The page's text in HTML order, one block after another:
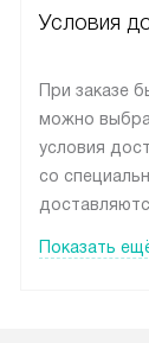
Условия
При заказе
можно
условия
со
до
Показать